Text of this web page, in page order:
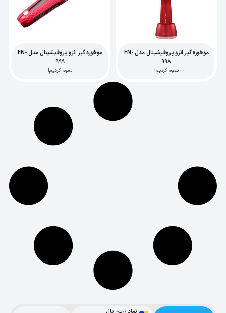
موخوره گیر انزو پروفیشینال مدل EN-
998
تموم کردیم!
موخوره گیر انزو پروفیشینال مدل EN-
999
تموم کردیم!